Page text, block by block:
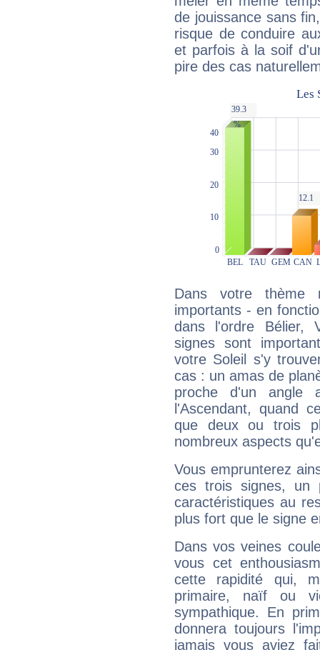
de jouissance sans
risque de conduire
et parfois à la soif
pire des cas
Dans votre thème
importants - en
dans l'ordre Bélier,
signes sont
votre Soleil s'y
cas : un amas de
proche d'un
l'Ascendant, quand
que deux ou trois
nombreux aspects
Vous emprunterez
ces trois signes, un
caractéristiques au
plus fort que le signe
Dans vos veines
vous cet
cette rapidité qui,
primaire, naïf ou
sympathique. En
donnera toujours
jamais vous aviez